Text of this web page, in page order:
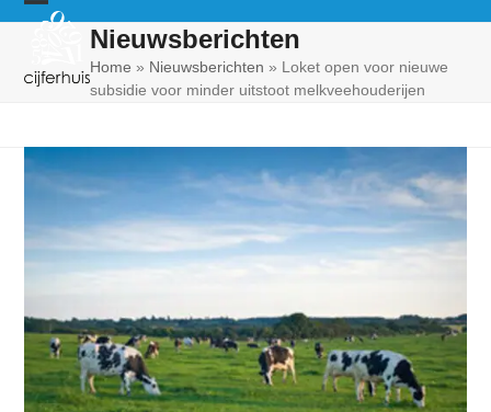
Open
mobile
Close
mobile
Nieuwsberichten
Home » Nieuwsberichten » Loket open voor nieuwe
subsidie voor minder uitstoot melkveehouderijen